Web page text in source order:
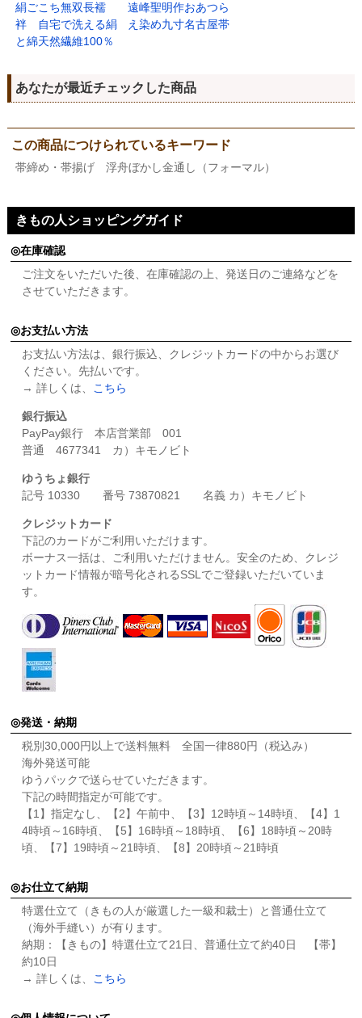
絹ごこち無双長襦
袢 自宅で洗える絹
と綿天然繊維100％
遠峰聖明作おあつら
え染め九寸名古屋帯
あなたが最近チェックした商品
この商品につけられているキーワード
帯締め・帯揚げ 浮舟ぼかし金通し（フォーマル）
きもの人ショッピングガイド
在庫確認
ご注文をいただいた後、在庫確認の上、発送日のご連絡などを
させていただきます。
お支払い方法
お支払い方法は、銀行振込、クレジットカードの中からお選び
ください。先払いです。
→ 詳しくは、
こちら
銀行振込
PayPay銀行 本店営業部 001
普通 4677341 カ）キモノビト
ゆうちょ銀行
記号 10330 番号 73870821 名義 カ）キモノビト
クレジットカード
下記のカードがご利用いただけます。
ボーナス一括は、ご利用いただけません。安全のため、クレジ
ットカード情報が暗号化されるSSLでご登録いただいていま
す。
発送・納期
税別30,000円以上で送料無料 全国一律880円（税込み）
海外発送可能
ゆうパックで送らせていただきます。
下記の時間指定が可能です。
【1】指定なし、【2】午前中、【3】12時頃～14時頃、【4】1
4時頃～16時頃、【5】16時頃～18時頃、【6】18時頃～20時
頃、【7】19時頃～21時頃、【8】20時頃～21時頃
お仕立て納期
特選仕立て（きもの人が厳選した一級和裁士）と普通仕立て
（海外手縫い）が有ります。
納期：【きもの】特選仕立て21日、普通仕立て約40日 【帯】
約10日
→ 詳しくは、
こちら